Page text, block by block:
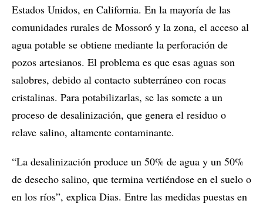
Estados Unidos, en California. En la mayoría de las
comunidades rurales de Mossoró y la zona, el acceso al
agua potable se obtiene mediante la perforación de
pozos artesianos. El problema es que esas aguas son
salobres, debido al contacto subterráneo con rocas
cristalinas. Para potabilizarlas, se las somete a un
proceso de desalinización, que genera el residuo o
relave salino, altamente contaminante.
“La desalinización produce un 50% de agua y un 50%
de desecho salino, que termina vertiéndose en el suelo o
en los ríos”, explica Dias. Entre las medidas puestas en